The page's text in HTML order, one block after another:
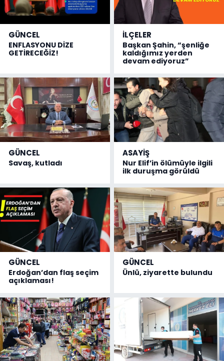
GÜNCEL
ENFLASYONU DİZE
GETİRECEĞİZ!
İLÇELER
Başkan Şahin, “şenliğe
kaldığımız yerden
devam ediyoruz”
GÜNCEL
Savaş, kutladı
ASAYİŞ
Nur Elif’in ölümüyle ilgili
ilk duruşma görüldü
GÜNCEL
Erdoğan’dan flaş seçim
açıklaması!
GÜNCEL
Ünlü, ziyarette bulundu